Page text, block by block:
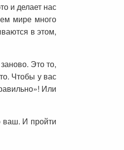
и делает нас
мире много
в этом,
Это то,
Чтобы у вас
Или
ваш. И пройти